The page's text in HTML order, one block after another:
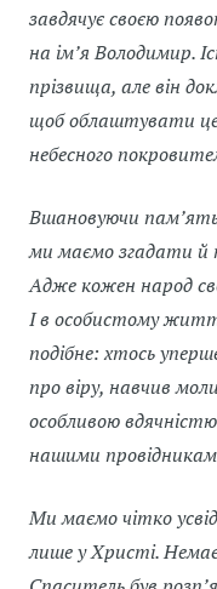
завдячує своєю
на ім’я Володимир.
прізвища, але він
щоб облаштувати
небесного
Вшановуючи
ми маємо згадати й
Адже кожен народ
І в особистому
подібне: хтось
про віру, навчив
особливою
нашими
Ми маємо чітко
лише у Христі.